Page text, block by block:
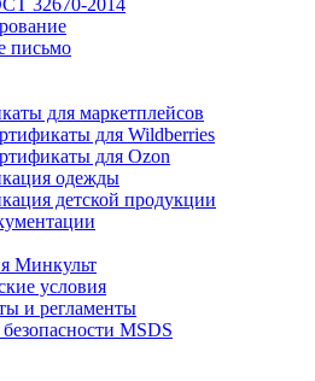
32670-2014
письмо
для маркетплейсов
для Wildberries
для Ozon
одежды
детской продукции
Минкульт
условия
и регламенты
MSDS